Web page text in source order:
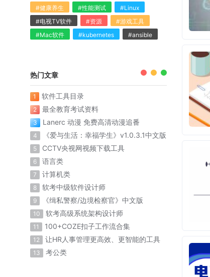
#健康养生
#性能测试
#Linux
#电视TV软件
#资源
#游戏工具
#Mac软件
#kubernetes #ansible
热门文章
1 软件工具目录
2 最全教育考试资料
3 Lanerc 动漫 免费高清动漫追番
4 《爱与生活：幸福学生》v1.0.3.1中文版
5 CCTV央视网视频下载工具
6 语言类
7 计算机类
8 软考中级软件设计师
9 《缉私警察/边境检察官》中文版
10 软考高级系统架构设计师
11 100+COZE扣子工作流合集
12 让HR人事管理更高效、更智能的工具
13 考公类